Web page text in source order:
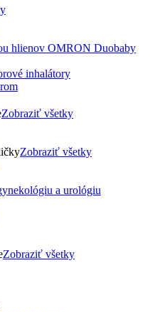
Zobraziť všetky
Zobraziť všetky
Zobraziť všetky